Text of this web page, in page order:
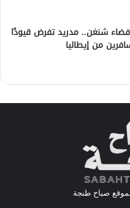
شنغن.. مدريد تفرض قيودًا
من إيطاليا
صباح طنجة